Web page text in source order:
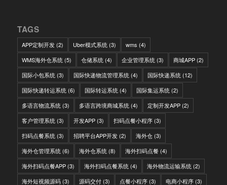
TAGS
APP定制开发(2) Uber模式系统(3) wms (4)
WMS海外仓系统(5) 仓储系统(4) 企业管理系统(3) 商城APP(2)
国际小包系统(3) 国际快递物流管理系统(4) 国际快递系统(12)
国际快递转运系统(6) 国际转运系统(4) 国际集运系统(2)
多语言物流系统(3) 多语言跨境商城系统(4) 定制开发APP(2)
客户管理系统(3) 开发APP(3) 扫码点餐小程序(3)
扫码点餐系统(3) 招聘平台APP开发(2) 海外仓(3)
海外仓管理系统(6) 海外仓系统(8) 海外扫码点餐(4)
海外扫码点餐APP(3) 海外扫码点餐系统(4) 海外物流运输系统(2)
海外短视频源码(3) 源码交付(3) 点餐小程序(3) 电商小程序(3)